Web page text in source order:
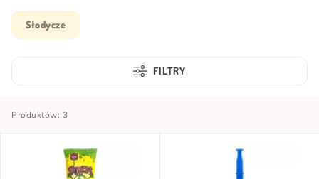
Słodycze
FILTRY
Produktów: 3